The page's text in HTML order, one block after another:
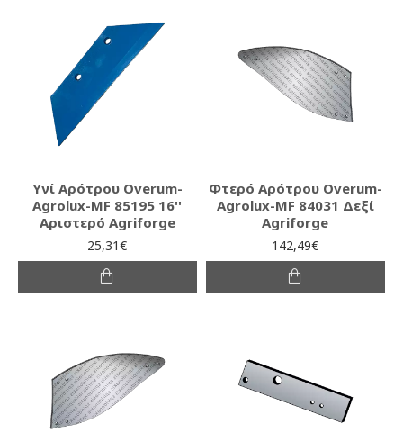
Υνί Αρότρου Overum-
Agrolux-MF 85195 16''
Αριστερό Agriforge
25,31€
Φτερό Αρότρου Overum-
Agrolux-MF 84031 Δεξί
Agriforge
142,49€